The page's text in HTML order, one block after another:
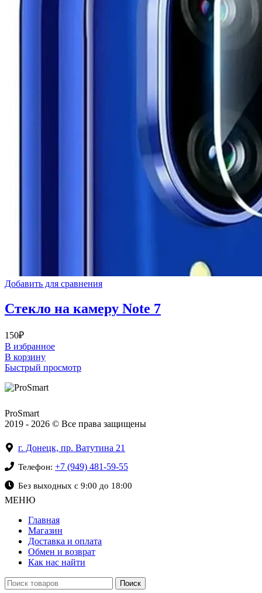
Добавить для сравнения
Стекло на камеру Note 7
150₽
В избранное
В корзину
Быстрый просмотр
ProSmart
2019 - 2026 © Все права защищены
г. Донецк, пр. Ватутина 21
Телефон: +7 (949) 481-59-55
Без выходных с 9:00 до 18:00
МЕНЮ
Главная
Магазин
Доставка и оплата
Обмен и возврат
Как нас найти
Поиск